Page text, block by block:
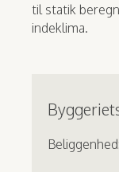
til statik
indeklima.
Beliggenhed: